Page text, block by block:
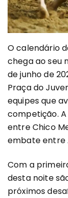
O calendário
chega ao seu
de junho de
Praça do
equipes que
competição.
entre Chico
embate entre
Com a
desta noite
próximos